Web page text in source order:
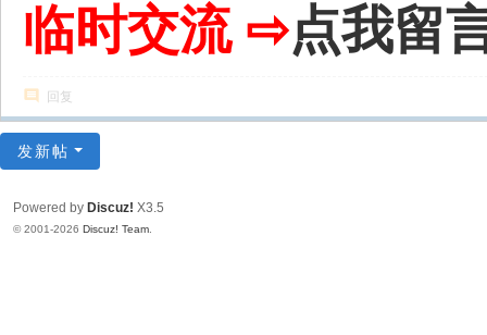
临时交流 ⇨点我留
回复
发新帖
Powered by Discuz! X3.5
© 2001-2026 Discuz! Team